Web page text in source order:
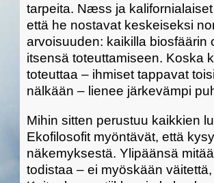
tarpeita. Næss ja
että he nostavat keskeiseksi
arvoisuuden: kaikilla biosfäärin
itsensä toteuttamiseen. Koska
toteuttaa – ihmiset tappavat
nälkään – lienee järkevämpi
Mihin sitten perustuu kaikkien
Ekofilosofit myöntävät, että
näkemyksestä. Ylipäänsä
todistaa – ei myöskään